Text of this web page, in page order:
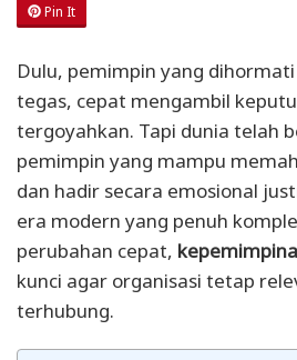
Pin It
Dulu, pemimpin yang
tegas, cepat mengambil
tergoyahkan. Tapi dunia telah
pemimpin yang mampu
dan hadir secara emosional
era modern yang penuh
perubahan cepat,
kunci agar organisasi tetap
terhubung.